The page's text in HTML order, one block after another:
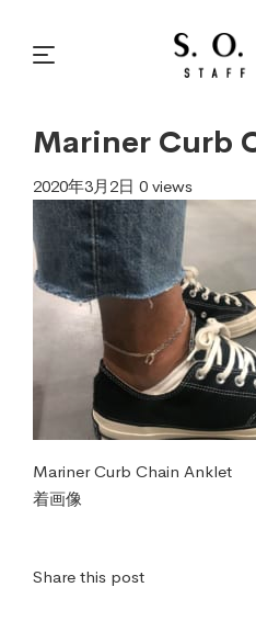
Mariner Curb
2020年3月2日 0 views
Mariner Curb Chain Anklet
着画像
Share this post